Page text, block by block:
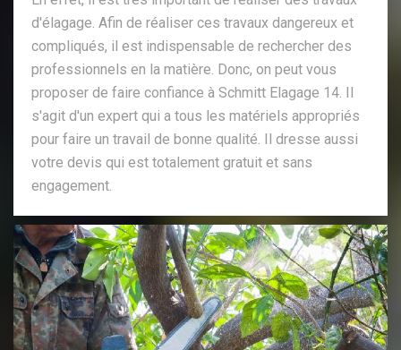
d'élagage. Afin de réaliser ces travaux dangereux et
compliqués, il est indispensable de rechercher des
professionnels en la matière. Donc, on peut vous
proposer de faire confiance à Schmitt Elagage 14. Il
s'agit d'un expert qui a tous les matériels appropriés
pour faire un travail de bonne qualité. Il dresse aussi
votre devis qui est totalement gratuit et sans
engagement.